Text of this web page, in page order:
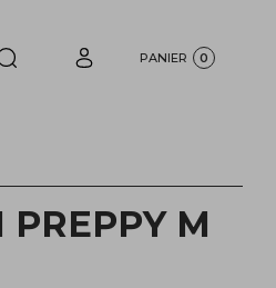
PANIER 0
PREPPY M